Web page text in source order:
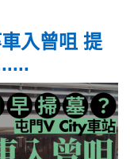
入曾咀 提